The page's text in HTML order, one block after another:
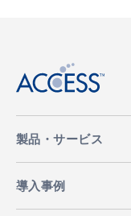
製品・サービス
導入事例